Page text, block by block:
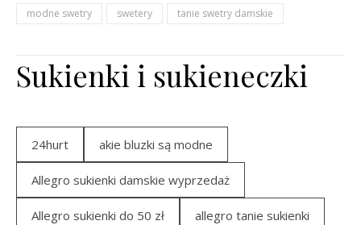
modne swetry swetery tanie swetry damskie
Sukienki i sukieneczki
24hurt akie bluzki są modne
Allegro sukienki damskie wyprzedaż
Allegro sukienki do 50 zł allegro tanie sukienki